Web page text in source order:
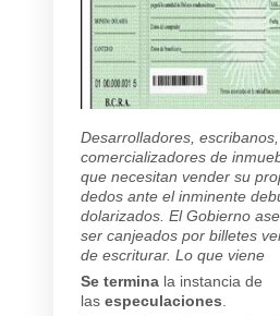
Desarrolladores, escribanos,
comercializadores de
que necesitan vender su
dedos ante el inminente
dolarizados. El Gobierno
ser canjeados por billetes
de escriturar. Lo que viene
Se termina la instancia de
las especulaciones